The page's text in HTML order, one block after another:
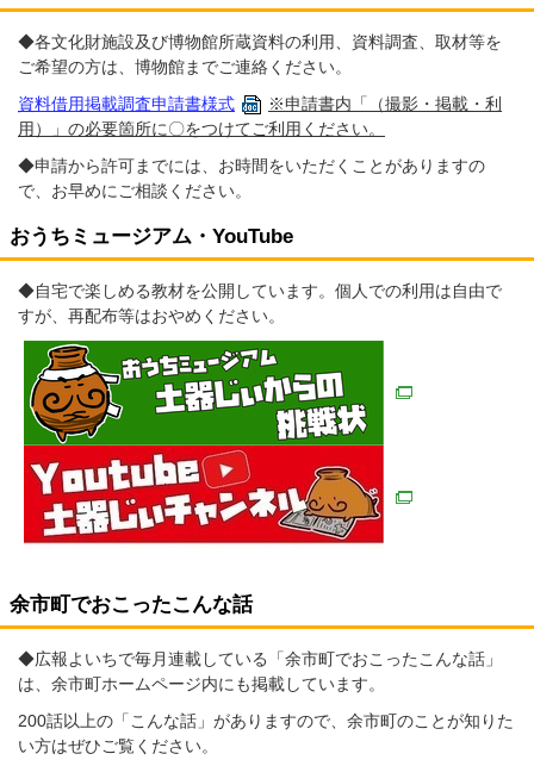
◆各文化財施設及び博物館所蔵資料の利用、資料調査、取材等を
ご希望の方は、博物館までご連絡ください。
資料借用掲載調査申請書様式
※申請書内「（撮影・掲載・利
用）」の必要箇所に〇をつけてご利用ください。
◆申請から許可までには、お時間をいただくことがありますの
で、お早めにご相談ください。
おうちミュージアム・YouTube
◆自宅で楽しめる教材を公開しています。個人での利用は自由で
すが、再配布等はおやめください。
余市町でおこったこんな話
◆広報よいちで毎月連載している「余市町でおこったこんな話」
は、余市町ホームページ内にも掲載しています。
200話以上の「こんな話」がありますので、余市町のことが知りた
い方はぜひご覧ください。